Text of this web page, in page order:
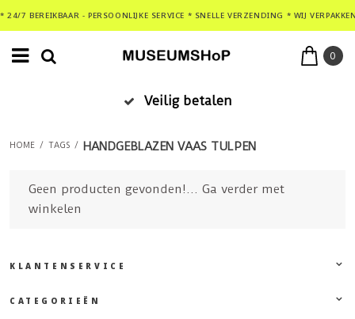
* 24/7 BEREIKBAAR - PERSOONLIJKE SERVICE * SNELLE VERZENDING * WIJ
0
Veilig betalen
HOME / TAGS / HANDGEBLAZEN VAAS TULPEN
Geen producten gevonden!... Ga verder met
winkelen
KLANTENSERVICE
CATEGORIEËN